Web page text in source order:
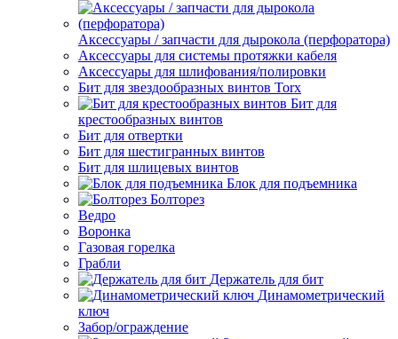
Аксессуары / запчасти для дырокола (перфоратора)
Аксессуары для системы протяжки кабеля
Аксессуары для шлифования/полировки
Бит для звездообразных винтов Torx
Бит для
крестообразных винтов
Бит для отвертки
Бит для шестигранных винтов
Бит для шлицевых винтов
Блок для подъемника
Болторез
Ведро
Воронка
Газовая горелка
Грабли
Держатель для бит
Динамометрический
ключ
Забор/ограждение